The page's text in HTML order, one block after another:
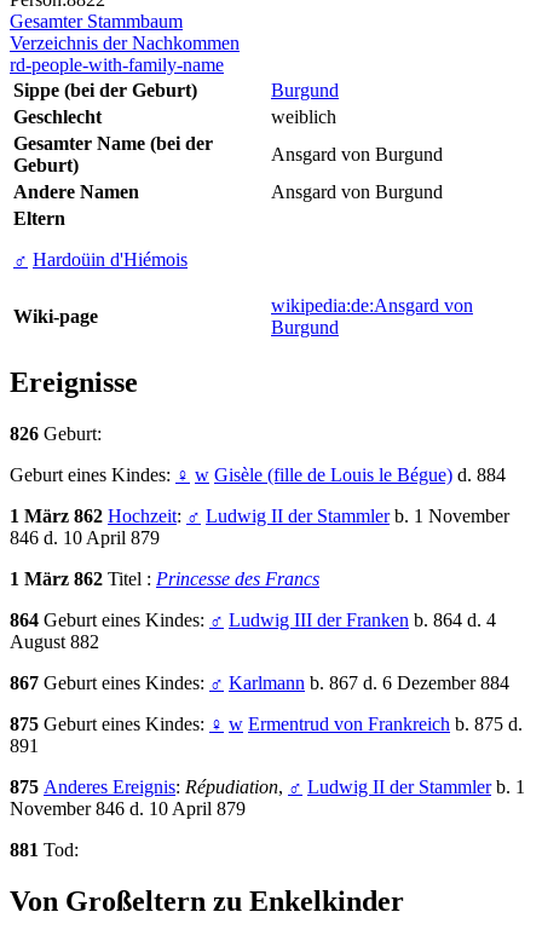
Gesamter Stammbaum
Verzeichnis der Nachkommen
rd-people-with-family-name
Sippe (bei der Geburt)
Burgund
Geschlecht
weiblich
Gesamter Name (bei der
Geburt)
Ansgard von Burgund
Andere Namen
Ansgard von Burgund
Eltern
♂ Hardoüin d'Hiémois
Wiki-page
wikipedia:de:Ansgard von
Burgund
Ereignisse
826 Geburt:
Geburt eines Kindes: ♀ w Gisèle (fille de Louis le Bégue) d. 884
1 März 862 Hochzeit: ♂ Ludwig II der Stammlerb. 1 November
846 d. 10 April 879
1 März 862 Titel : Princesse des Francs
864 Geburt eines Kindes: ♂ Ludwig III der Franken b. 864 d. 4
August 882
867 Geburt eines Kindes: ♂ Karlmann b. 867 d. 6 Dezember 884
875 Geburt eines Kindes: ♀ w Ermentrud von Frankreich b. 875 d.
891
875 Anderes Ereignis: Répudiation, ♂ Ludwig II der Stammlerb. 1
November 846 d. 10 April 879
881 Tod:
Von Großeltern zu Enkelkinder